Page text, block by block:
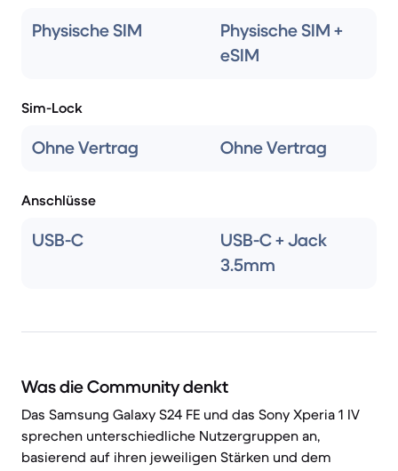
Physische SIM
Physische SIM +
eSIM
Sim-Lock
Ohne Vertrag Ohne Vertrag
Anschlüsse
USB-C
USB-C + Jack
3.5mm
Was die Community denkt
Das Samsung Galaxy S24 FE und das Sony Xperia 1 IV
sprechen unterschiedliche Nutzergruppen an,
basierend auf ihren jeweiligen Stärken und dem